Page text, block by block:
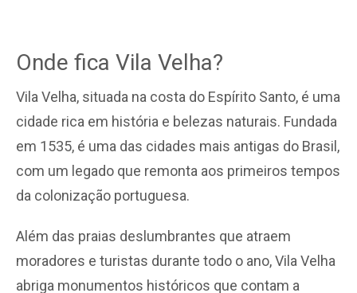
Onde fica Vila Velha?
Vila Velha, situada na costa do Espírito Santo, é uma
cidade rica em história e belezas naturais. Fundada
em 1535, é uma das cidades mais antigas do Brasil,
com um legado que remonta aos primeiros tempos
da colonização portuguesa.
Além das praias deslumbrantes que atraem
moradores e turistas durante todo o ano, Vila Velha
abriga monumentos históricos que contam a